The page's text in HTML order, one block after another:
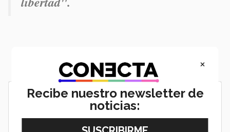
×
Recibe nuestro newsletter de
noticias: